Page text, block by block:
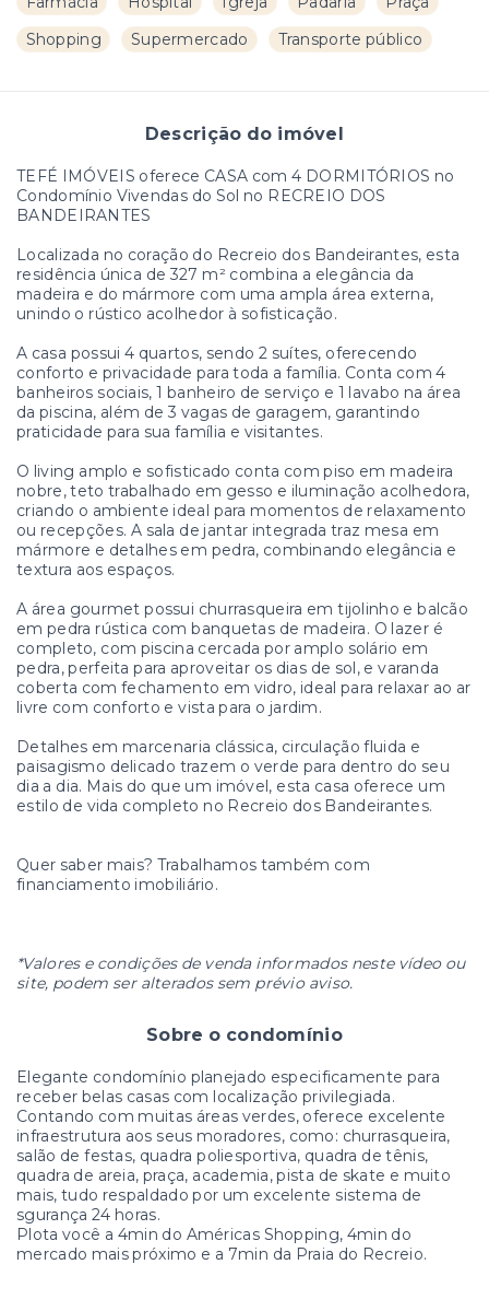
Shopping
Supermercado Transporte público
Descrição do imóvel
TEFÉ IMÓVEIS oferece CASA com 4 DORMITÓRIOS no
Condomínio Vivendas do Sol no RECREIO DOS
BANDEIRANTES
Localizada no coração do Recreio dos Bandeirantes, esta
residência única de 327 m² combina a elegância da
madeira e do mármore com uma ampla área externa,
unindo o rústico acolhedor à sofisticação.
A casa possui 4 quartos, sendo 2 suítes, oferecendo
conforto e privacidade para toda a família. Conta com 4
banheiros sociais, 1 banheiro de serviço e 1 lavabo na área
da piscina, além de 3 vagas de garagem, garantindo
praticidade para sua família e visitantes.
O living amplo e sofisticado conta com piso em madeira
nobre, teto trabalhado em gesso e iluminação acolhedora,
criando o ambiente ideal para momentos de relaxamento
ou recepções. A sala de jantar integrada traz mesa em
mármore e detalhes em pedra, combinando elegância e
textura aos espaços.
A área gourmet possui churrasqueira em tijolinho e balcão
em pedra rústica com banquetas de madeira. O lazer é
completo, com piscina cercada por amplo solário em
pedra, perfeita para aproveitar os dias de sol, e varanda
coberta com fechamento em vidro, ideal para relaxar ao ar
livre com conforto e vista para o jardim.
Detalhes em marcenaria clássica, circulação fluida e
paisagismo delicado trazem o verde para dentro do seu
dia a dia. Mais do que um imóvel, esta casa oferece um
estilo de vida completo no Recreio dos Bandeirantes.
Quer saber mais? Trabalhamos também com
financiamento imobiliário.
*Valores e condições de venda informados neste vídeo ou
site, podem ser alterados sem prévio aviso.
Sobre o condomínio
Elegante condomínio planejado especificamente para
receber belas casas com localização privilegiada.
Contando com muitas áreas verdes, oferece excelente
infraestrutura aos seus moradores, como: churrasqueira,
salão de festas, quadra poliesportiva, quadra de tênis,
quadra de areia, praça, academia, pista de skate e muito
mais, tudo respaldado por um excelente sistema de
sgurança 24 horas.
Plota você a 4min do Américas Shopping, 4min do
mercado mais próximo e a 7min da Praia do Recreio.